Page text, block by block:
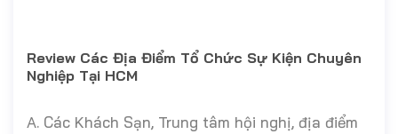
Review Các Địa Điểm Tổ Chức Sự Kiện Chuyên
Nghiệp Tại HCM
A. Các Khách Sạn, Trung tâm hội nghị, địa điểm